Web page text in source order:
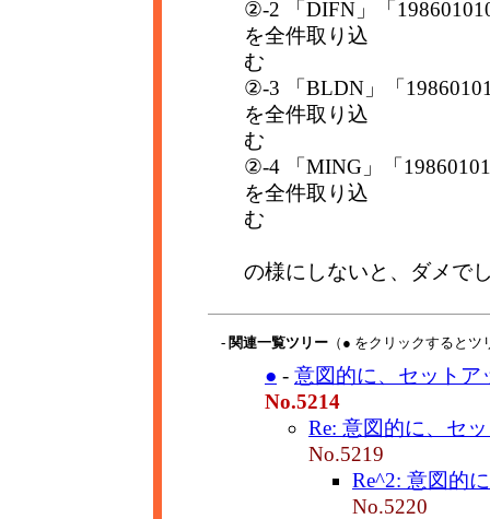
②-2 「DIFN」「
を全件取り込
む
②-3 「BLDN」「
を全件取り込
む
②-4 「MING」「
を全件取り込
む
の様にしないと、ダメで
- 関連一覧ツリー （● をクリックすると
● - 意図的に、セットア
No.5214
Re: 意図的に、セ
No.5219
Re^2: 意図的
No.5220